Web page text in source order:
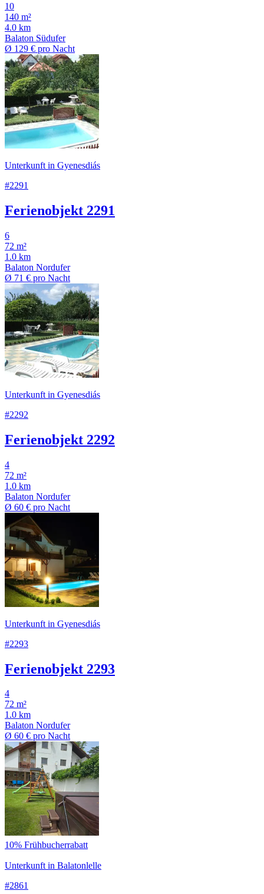
10
140 m²
4.0 km
Balaton Südufer
Ø 129 € pro Nacht
Unterkunft in Gyenesdiás
#2291
Ferienobjekt 2291
6
72 m²
1.0 km
Balaton Nordufer
Ø 71 € pro Nacht
Unterkunft in Gyenesdiás
#2292
Ferienobjekt 2292
4
72 m²
1.0 km
Balaton Nordufer
Ø 60 € pro Nacht
Unterkunft in Gyenesdiás
#2293
Ferienobjekt 2293
4
72 m²
1.0 km
Balaton Nordufer
Ø 60 € pro Nacht
10% Frühbucherrabatt
Unterkunft in Balatonlelle
#2861